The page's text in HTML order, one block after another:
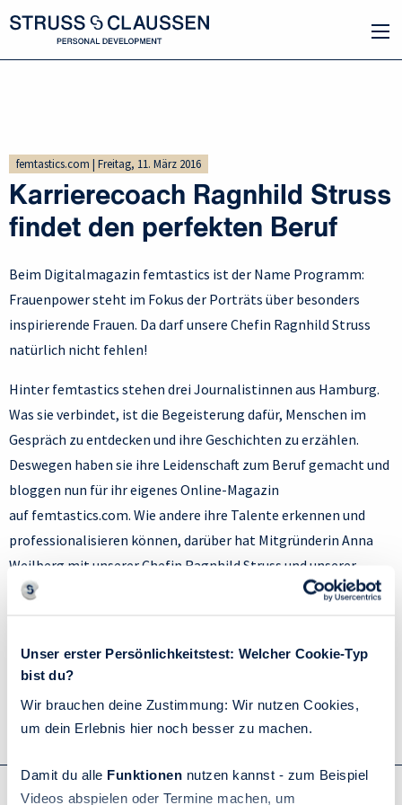
Unser erster Persönlichkeitstest: Welcher Cookie-Typ
bist du?
Wir brauchen deine Zustimmung: Wir nutzen Cookies,
um dein Erlebnis hier noch besser zu machen.
Damit du alle Funktionen nutzen kannst - zum Beispiel
Videos abspielen oder Termine machen, um
femtastics.com | Freitag, 11. März 2016
Karrierecoach Ragnhild Struss
findet den perfekten Beruf
Beim Digitalmagazin femtastics ist der Name Programm:
Frauenpower steht im Fokus der Porträts über besonders
inspirierende Frauen. Da darf unsere Chefin Ragnhild Struss
natürlich nicht fehlen!
Hinter femtastics stehen drei Journalistinnen aus Hamburg.
Was sie verbindet, ist die Begeisterung dafür, Menschen im
Gespräch zu entdecken und ihre Geschichten zu erzählen.
Deswegen haben sie ihre Leidenschaft zum Beruf gemacht und
bloggen nun für ihr eigenes Online-Magazin
auf femtastics.com. Wie andere ihre Talente erkennen und
professionalisieren können, darüber hat Mitgründerin Anna
Weilberg mit unserer Chefin Ragnhild Struss und unserer
Beraterin Jalée Gheiby gesprochen.
Zurück zur Presseseite